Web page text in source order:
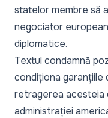
statelor membre să
negociator
diplomatice.
Textul condamnă
condiționa
retragerea acesteia
administrației